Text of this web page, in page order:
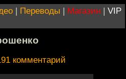
| Переводы | Магазин | VIP
комментарий